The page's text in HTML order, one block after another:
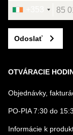
Odoslať
OTVÁRACIE
Objednávky,
PO-PIA 7:30 do
Informácie k